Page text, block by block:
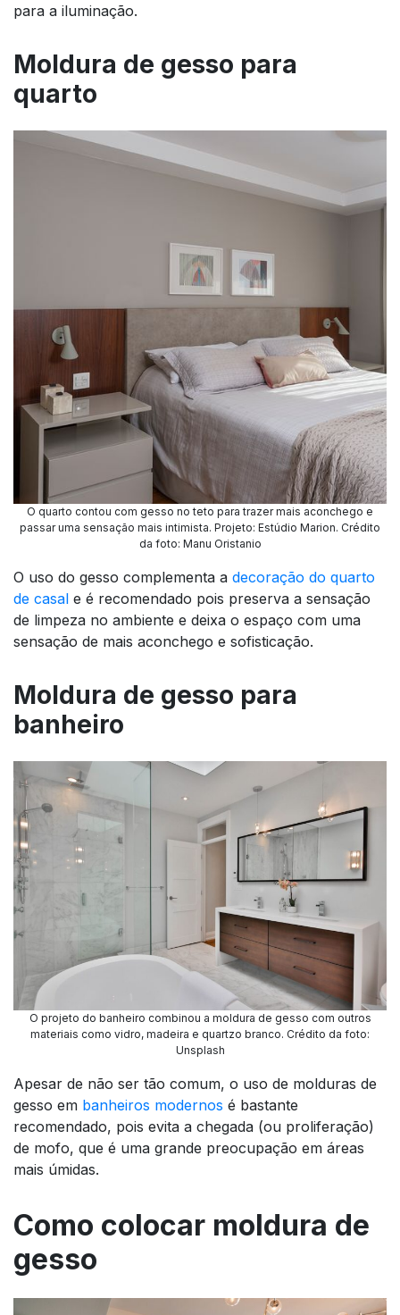
para a iluminação.
Moldura de gesso para
quarto
O quarto contou com gesso no teto para trazer mais aconchego e
passar uma sensação mais intimista. Projeto: Estúdio Marion. Crédito
da foto: Manu Oristanio
O uso do gesso complementa a decoração do quarto
de casal e é recomendado pois preserva a sensação
de limpeza no ambiente e deixa o espaço com uma
sensação de mais aconchego e sofisticação.
Moldura de gesso para
banheiro
O projeto do banheiro combinou a moldura de gesso com outros
materiais como vidro, madeira e quartzo branco. Crédito da foto:
Unsplash
Apesar de não ser tão comum, o uso de molduras de
gesso em banheiros modernos é bastante
recomendado, pois evita a chegada (ou proliferação)
de mofo, que é uma grande preocupação em áreas
mais úmidas.
Como colocar moldura de
gesso